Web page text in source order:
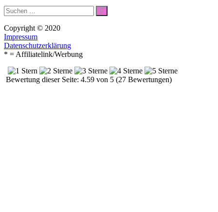
Suche
nach:
Suchen
Copyright © 2020
Impressum
Datenschutzerklärung
* = Affiliatelink/Werbung
Bewertung dieser Seite: 4.59 von 5 (27 Bewertungen)